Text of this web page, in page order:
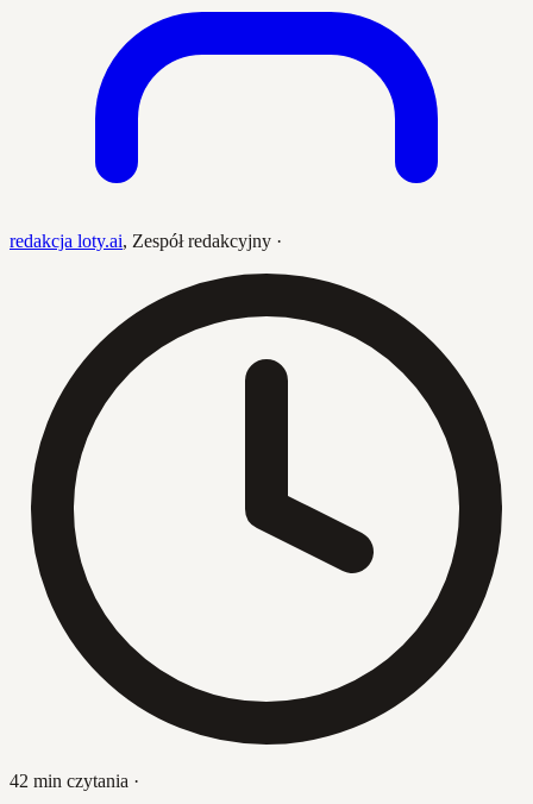
redakcja loty.ai, Zespół redakcyjny ·
42 min czytania ·